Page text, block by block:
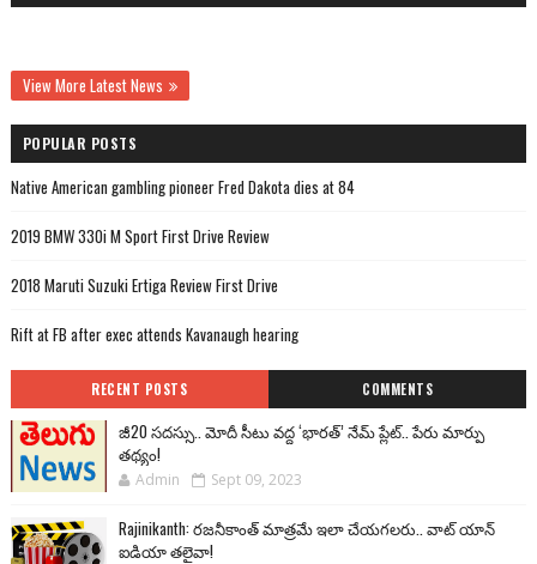
View More Latest News
POPULAR POSTS
Native American gambling pioneer Fred Dakota dies at 84
2019 BMW 330i M Sport First Drive Review
2018 Maruti Suzuki Ertiga Review First Drive
Rift at FB after exec attends Kavanaugh hearing
RECENT POSTS COMMENTS
జీ20 సదస్సు.. మోదీ సీటు వద్ద ‘భారత్’ నేమ్ ప్లేట్‌.. పేరు మార్పు
తథ్యం!
Admin Sept 09, 2023
Rajinikanth: రజనీకాంత్ మాత్రమే ఇలా చేయగలరు.. వాట్ యాన్
ఐడియా తలైవా!